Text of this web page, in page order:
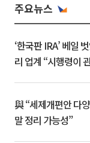
주요뉴스
‘한국판 IRA’ 베일
리 업계 “시행령이
與 “세제개편안 다
말 정리 가능성”